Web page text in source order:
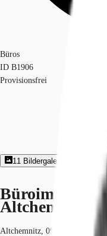
Büros
ID B1906
Provisionsfrei
11 Bildergalerie
Büroimmobilie
Altchemnitz -
Altchemnitz, 09125, Chemnitz,